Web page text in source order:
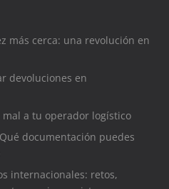
más cerca: una revolución en
devoluciones en
a tu operador logístico
documentación puedes
internacionales: retos,